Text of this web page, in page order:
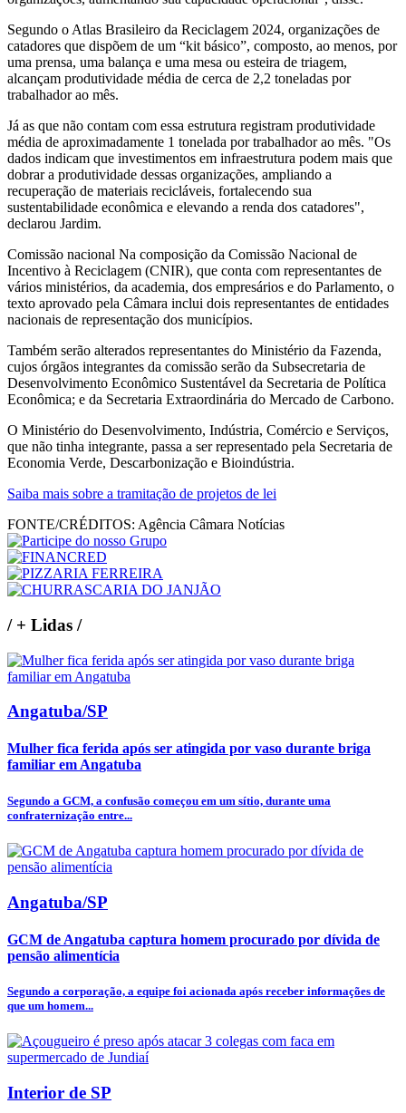
Segundo o Atlas Brasileiro da Reciclagem 2024, organizações de
catadores que dispõem de um “kit básico”, composto, ao menos, por
uma prensa, uma balança e uma mesa ou esteira de triagem,
alcançam produtividade média de cerca de 2,2 toneladas por
trabalhador ao mês.
Já as que não contam com essa estrutura registram produtividade
média de aproximadamente 1 tonelada por trabalhador ao mês. "Os
dados indicam que investimentos em infraestrutura podem mais que
dobrar a produtividade dessas organizações, ampliando a
recuperação de materiais recicláveis, fortalecendo sua
sustentabilidade econômica e elevando a renda dos catadores",
declarou Jardim.
Comissão nacional Na composição da Comissão Nacional de
Incentivo à Reciclagem (CNIR), que conta com representantes de
vários ministérios, da academia, dos empresários e do Parlamento, o
texto aprovado pela Câmara inclui dois representantes de entidades
nacionais de representação dos municípios.
Também serão alterados representantes do Ministério da Fazenda,
cujos órgãos integrantes da comissão serão da Subsecretaria de
Desenvolvimento Econômico Sustentável da Secretaria de Política
Econômica; e da Secretaria Extraordinária do Mercado de Carbono.
O Ministério do Desenvolvimento, Indústria, Comércio e Serviços,
que não tinha integrante, passa a ser representado pela Secretaria de
Economia Verde, Descarbonização e Bioindústria.
Saiba mais sobre a tramitação de projetos de lei
FONTE/CRÉDITOS: Agência Câmara Notícias
/+ Lidas /
Angatuba/SP
Mulher fica ferida após ser atingida por vaso durante briga
familiar em Angatuba
Segundo a GCM, a confusão começou em um sítio, durante uma
confraternização entre...
Angatuba/SP
GCM de Angatuba captura homem procurado por dívida de
pensão alimentícia
Segundo a corporação, a equipe foi acionada após receber informações de
que um homem...
Interior de SP